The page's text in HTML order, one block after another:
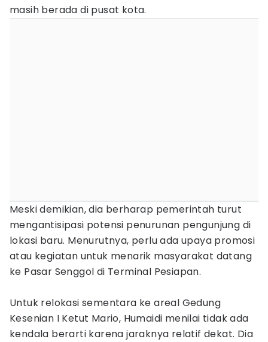
masih berada di pusat kota.
Meski demikian, dia berharap pemerintah turut
mengantisipasi potensi penurunan pengunjung di
lokasi baru. Menurutnya, perlu ada upaya promosi
atau kegiatan untuk menarik masyarakat datang
ke Pasar Senggol di Terminal Pesiapan.
Untuk relokasi sementara ke areal Gedung
Kesenian I Ketut Mario, Humaidi menilai tidak ada
kendala berarti karena jaraknya relatif dekat. Dia